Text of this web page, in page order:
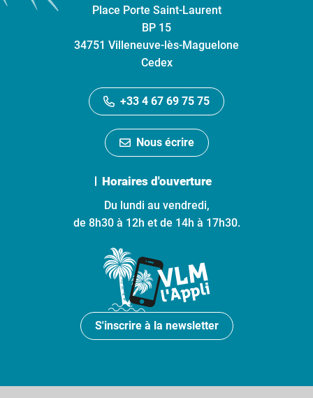
Place Porte Saint-Laurent
BP 15
34751 Villeneuve-lès-Maguelone
Cedex
+33 4 67 69 75 75
Nous écrire
Horaires d'ouverture
Du lundi au vendredi,
de 8h30 à 12h et de 14h à 17h30.
S'inscrire à la newsletter